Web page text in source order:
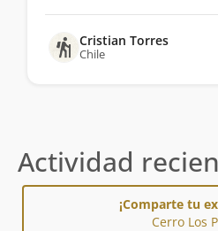
Cristian Torres
Chile
Actividad
¡Comparte tu
Cerro Los